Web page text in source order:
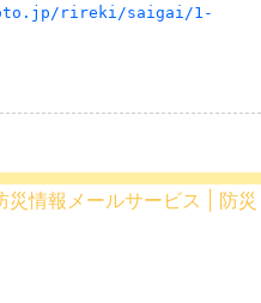
rireki/saigai/1-
災情報メールサービス | 防災